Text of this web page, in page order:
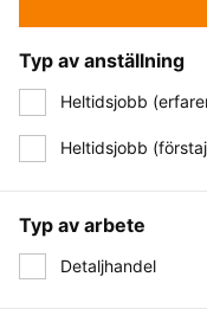
Typ av anställning
Heltidsjobb
Heltidsjobb
Typ av arbete
Detaljhandel